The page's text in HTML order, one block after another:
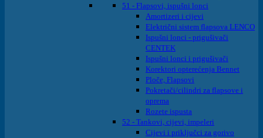
51 - Flapsovi, ispušni lonci
Amortizeri i cijevi
Električni sistem flapsova LENCO
Ispušni lonci - prigušivači
CENTEK
Ispušni lonci i prigušivači
Korektori opterećenja Bennet
Ploče, Flapsovi
Pokretači/cilindri za flapsove i
oprema
Rozete ispusta
52 - Tankovi, cijevi, impeleri
Cijevi i priključci za gorivo